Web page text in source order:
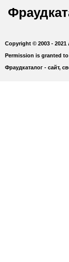
Copyright © 2003 - 2021
Permission is granted
Фраудкаталог - сайт,